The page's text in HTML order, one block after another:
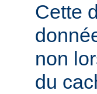
Cette
non
du